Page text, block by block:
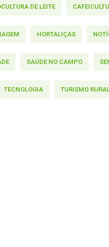
DE LEITE
HORTALIÇAS
SAÚDE NO CAMPO
TECNOLOGIA TURISMO